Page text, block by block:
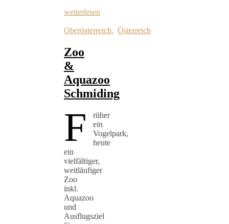
weiterlesen
Oberösterreich, Österreich
Zoo
&
Aquazoo
Schmiding
F
rüher
ein
Vogelpark,
heute
ein
vielfältiger,
weitläufiger
Zoo
inkl.
Aquazoo
und
Ausflugsziel